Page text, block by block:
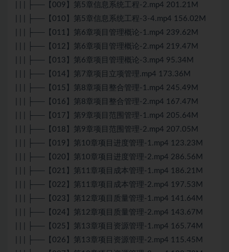
| | | ├──【009】第5章信息系统工程-2.mp4 201.21M
| | | ├──【010】第5章信息系统工程-3-4.mp4 156.02M
| | | ├──【011】第6章项目管理概论-1.mp4 239.62M
| | | ├──【012】第6章项目管理概论-2.mp4 219.47M
| | | ├──【013】第6章项目管理概论-3.mp4 95.34M
| | | ├──【014】第7章项目立项管理.mp4 173.36M
| | | ├──【015】第8章项目整合管理-1.mp4 245.49M
| | | ├──【016】第8章项目整合管理-2.mp4 167.47M
| | | ├──【017】第9章项目范围管理-1.mp4 205.64M
| | | ├──【018】第9章项目范围管理-2.mp4 207.05M
| | | ├──【019】第10章项目进度管理-1.mp4 123.23M
| | | ├──【020】第10章项目进度管理-2.mp4 286.56M
| | | ├──【021】第11章项目成本管理-1.mp4 186.21M
| | | ├──【022】第11章项目成本管理-2.mp4 197.53M
| | | ├──【023】第12章项目质量管理-1.mp4 141.64M
| | | ├──【024】第12章项目质量管理-2.mp4 143.67M
| | | ├──【025】第13章项目资源管理-1.mp4 165.74M
| | | ├──【026】第13章项目资源管理-2.mp4 115.45M